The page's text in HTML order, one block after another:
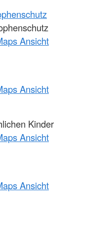
Ansicht
Ansicht
Kinder
Ansicht
Ansicht